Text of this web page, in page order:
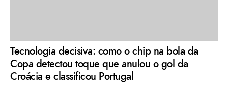
Tecnologia decisiva: como o chip na bola da
Copa detectou toque que anulou o gol da
Croácia e classificou Portugal